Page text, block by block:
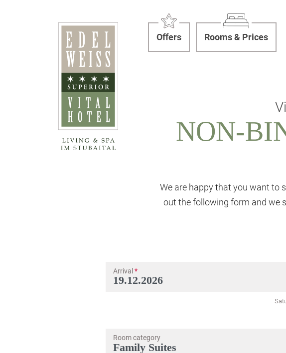
Offers Rooms & Prices
NON-
We are happy that you want to
out the following form and we
Arrival *
Room category